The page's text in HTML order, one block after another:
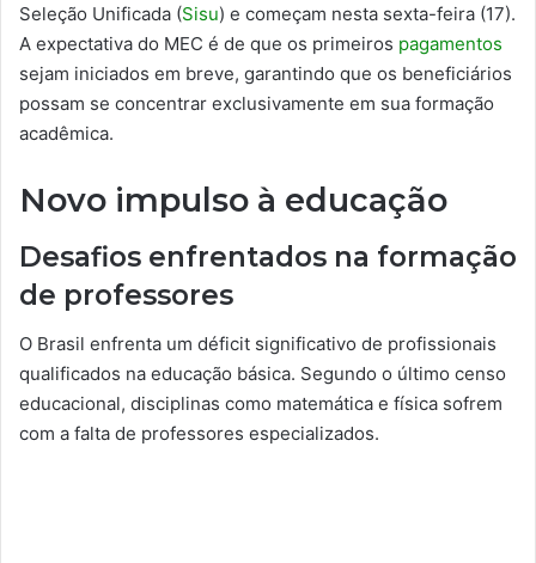
Seleção Unificada (Sisu) e começam nesta sexta-feira (17).
A expectativa do MEC é de que os primeiros pagamentos
sejam iniciados em breve, garantindo que os beneficiários
possam se concentrar exclusivamente em sua formação
acadêmica.
Novo impulso à educação
Desafios enfrentados na formação
de professores
O Brasil enfrenta um déficit significativo de profissionais
qualificados na educação básica. Segundo o último censo
educacional, disciplinas como matemática e física sofrem
com a falta de professores especializados.